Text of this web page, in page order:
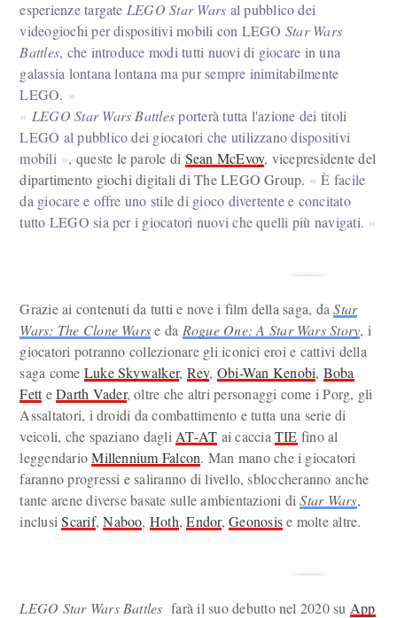
esperienze targate LEGO Star Wars al pubblico dei
videogiochi per dispositivi mobili con LEGO Star Wars
Battles, che introduce modi tutti nuovi di giocare in una
galassia lontana lontana ma pur sempre inimitabilmente
LEGO.
LEGO Star Wars Battlesporterà tutta l'azione dei titoli
LEGO al pubblico dei giocatori che utilizzano dispositivi
mobili
, queste le parole di Sean McEvoy, vicepresidente del
dipartimento giochi digitali di The LEGO Group.
È facile
da giocare e offre uno stile di gioco divertente e concitato
tutto LEGO sia per i giocatori nuovi che quelli più navigati.
Grazie ai contenuti da tutti e nove i film della saga, daStar
Wars: The Clone Warse da Rogue One: A Star Wars Story, i
giocatori potranno collezionare gli iconici eroi e cattivi della
saga come Luke Skywalker, Rey, Obi-Wan Kenobi, Boba
FetteDarth Vader, oltre che altri personaggi come i Porg, gli
Assaltatori, i droidi da combattimento e tutta una serie di
veicoli, che spaziano dagli AT-AT ai caccia TIE fino al
leggendarioMillennium Falcon. Man mano che i giocatori
faranno progressi e saliranno di livello, sbloccheranno anche
tante arene diverse basate sulle ambientazioni diStar Wars,
inclusiScarif,Naboo, Hoth,Endor,Geonosise molte altre.
LEGO Star Wars Battles farà il suo debutto nel 2020 su App